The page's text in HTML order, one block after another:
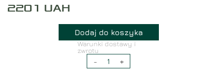
2201 UAH
1
- +
Dodaj do koszyka
Warunki dostawy i
zwrotu